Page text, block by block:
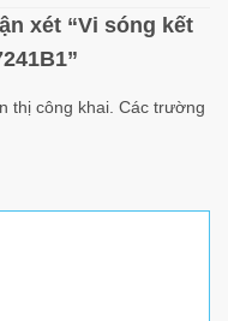
xét “Vi sóng kết
thị công khai. Các trường